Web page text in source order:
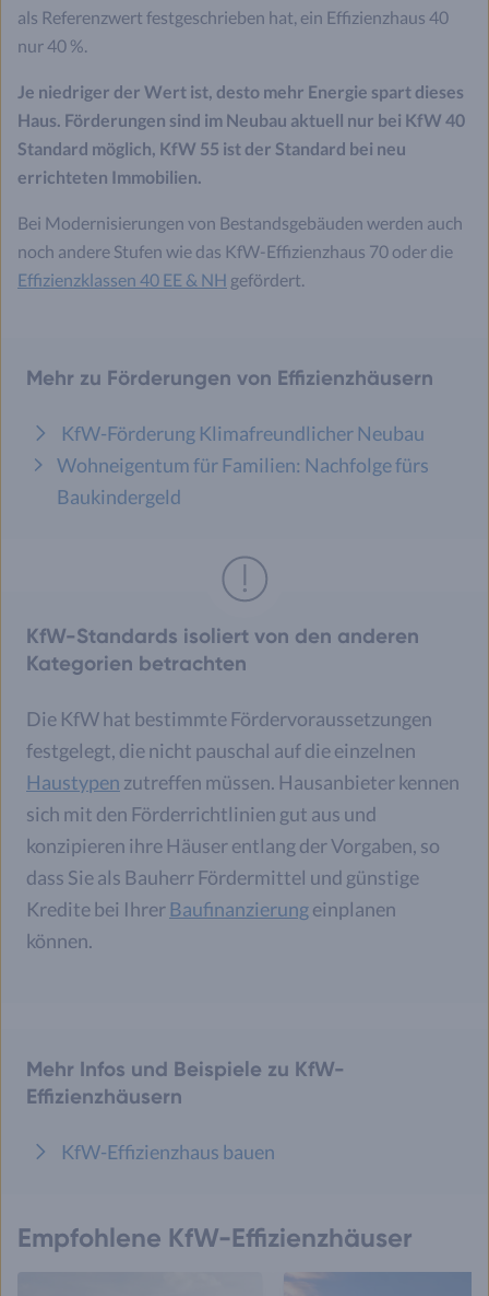
als Referenzwert festgeschrieben hat, ein Effizienzhaus 40
nur 40 %.
Je niedriger der Wert ist, desto mehr Energie spart dieses
Haus. Förderungen sind im Neubau aktuell nur bei KfW 40
Standard möglich, KfW 55 ist der Standard bei neu
errichteten Immobilien.
Bei Modernisierungen von Bestandsgebäuden werden auch
noch andere Stufen wie das KfW-Effizienzhaus 70 oder die
Effizienzklassen 40 EE & NH gefördert.
Mehr zu Förderungen von Effizienzhäusern
KfW-Förderung Klimafreundlicher Neubau
Wohneigentum für Familien: Nachfolge fürs
Baukindergeld
KfW-Standards isoliert von den anderen
Kategorien betrachten
Die KfW hat bestimmte Fördervoraussetzungen
festgelegt, die nicht pauschal auf die einzelnen
Haustypen zutreffen müssen. Hausanbieter kennen
sich mit den Förderrichtlinien gut aus und
konzipieren ihre Häuser entlang der Vorgaben, so
dass Sie als Bauherr Fördermittel und günstige
Kredite bei IhrerBaufinanzierungeinplanen
können.
Mehr Infos und Beispiele zu KfW-
Effizienzhäusern
KfW-Effizienzhaus bauen
Empfohlene KfW-Effizienzhäuser